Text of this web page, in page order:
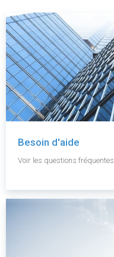
Besoin d'aide
Voir les questions fréquentes.